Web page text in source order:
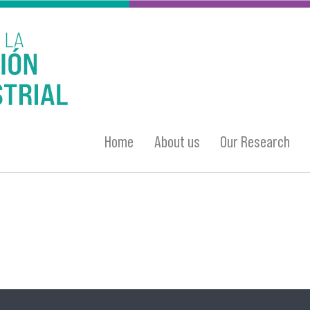
Home About us Our Research